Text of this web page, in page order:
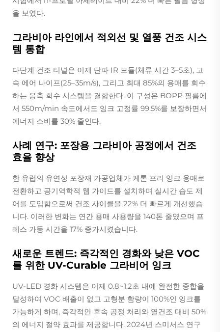
을 보였다.
그라비아 라인에서 적외선 및 열풍 건조 시스
템 통합
다단계 건조 터널은 이제 단파 IR 모듈(체류 시간 3–5초), 고
속 에어 나이프(25–35m/s), 그리고 최대 85%의 용매를 회수
하는 응축 회수 시스템을 결합한다. 이 구성은 BOPP 필름에
서 550m/min 속도에서도 잉크 고정률 99.5%를 보장하면서
에너지 소비를 30% 줄인다.
사례 연구: 포장용 그라비아 공정에서 건조
효율 향상
한 유럽의 유연성 포장재 가공업체가 케톤 프리 잉크 용매로
전환하고 공기역학적 웹 가이드를 설치하며 실시간 습도 제
어를 도입함으로써 건조 사이클을 22% 더 빠르게 개선했습
니다. 이러한 변화는 연간 용매 사용량을 140톤 줄였으며 프
레스 가동 시간을 17% 증가시켰습니다.
새로운 트렌드: 즉각적인 경화와 낮은 VOC
를 위한 UV-Curable 그라비어 잉크
UV-LED 경화 시스템은 이제 0.8~1.2초 내에 완전한 중합을
달성하여 VOC 배출이 없고 고형분 함량이 100%인 잉크를
가능하게 하며, 즉각적인 후속 공정 처리와 열건조 대비 50%
의 에너지 절약 효과를 제공합니다. 2024년 스미서스 연구